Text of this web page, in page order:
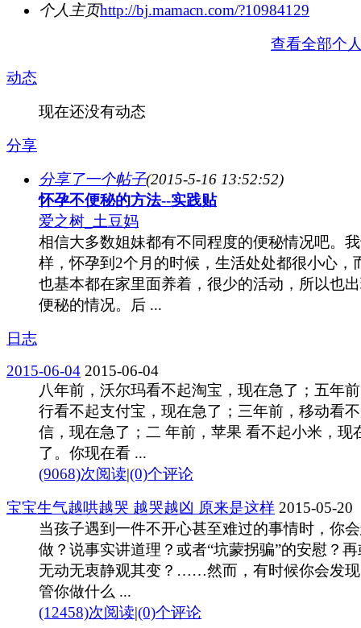
个人主页http://bj.mamacn.com/?10984129
查看全部个
动态
现在还没有动态
分享
分享了一个帖子(2015-5-16 13:52:52)
怀孕不便秘的方法--实践贴
爱之树_土豆妈
相信大多数姐妹都有不同程度的便秘情况吧。
样，怀孕到2个月的时候，生活处处都很小心，
也基本都在家里面养着，很少的活动，所以也
便秘的情况。后 ...
日志
2015-06-04 2015-06-04
八年前，沃尔玛看不起淘宝，现在急了；五年
行看不起支付宝，现在急了；三年前，移动看
信，现在急了；二 年前，苹果 看不起小米，现
了。你现在看 ...
(9068)次阅读|(0)个评论
宝宝生气越哄越哭 越哭越凶 原来是这样 2015-05-20
当孩子遇到一件不开心甚至难过的事情时，你
做？说事实讲道理？或者“坑蒙拐骗”的安慰？
无动无衷静观其变？……然而，有时候你会发
管你做什么 ...
(12458)次阅读|(0)个评论